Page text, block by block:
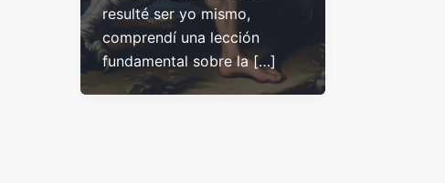
resulté ser yo mismo,
comprendí una lección
fundamental sobre la […]